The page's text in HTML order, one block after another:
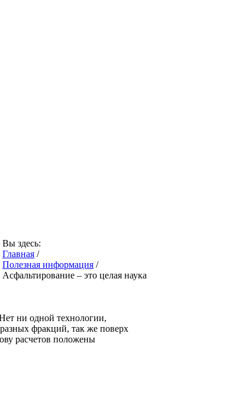
Вы здесь:
Главная /
Полезная информация /
Асфальтирование – это целая наука
ни одной технологии,
фракций, так же поверх
расчетов положены